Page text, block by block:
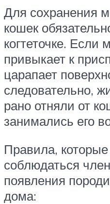
Для сохранения
кошек
когтеточке.
привыкает к
царапает
следовательно,
рано отняли от
занимались его
Правила,
соблюдаться
появления
дома: